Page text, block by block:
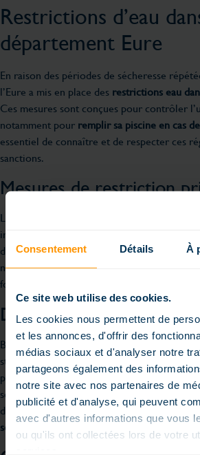
Consentement Détails À
Ce site web utilise des cookies.
Les cookies nous permettent de
et les annonces, d'offrir des
médias sociaux et d'analyser notre
partageons également des
notre site avec nos partenaires de
publicité et d'analyse, qui peuvent
avec d'autres informations que vous
ou qu'ils ont collectées lors de votre
Restrictions d’eau
département Eure
En raison des périodes de sécheresse
l’Eure a mis en place des restrictions eau
Ces mesures sont conçues pour contrôler
notamment pour remplir sa piscine en cas
essentiel de connaître et de respecter ces
sanctions.
Mesures de restriction
Les
interdiction de
d’autorisation spéciale. Les autorités
niveaux d’eau des nappes phréatiques et
fonction des besoins et des conditions
Dérogations et
Bien que lesrestrictions eau dans le
strictes, il existe des possibilités de
piscines nouvellement construites peuvent
sous certaines conditions. En cas de besoin,
demander une autorisation pourremplir sa
sécheresse en présentant des justificatifs